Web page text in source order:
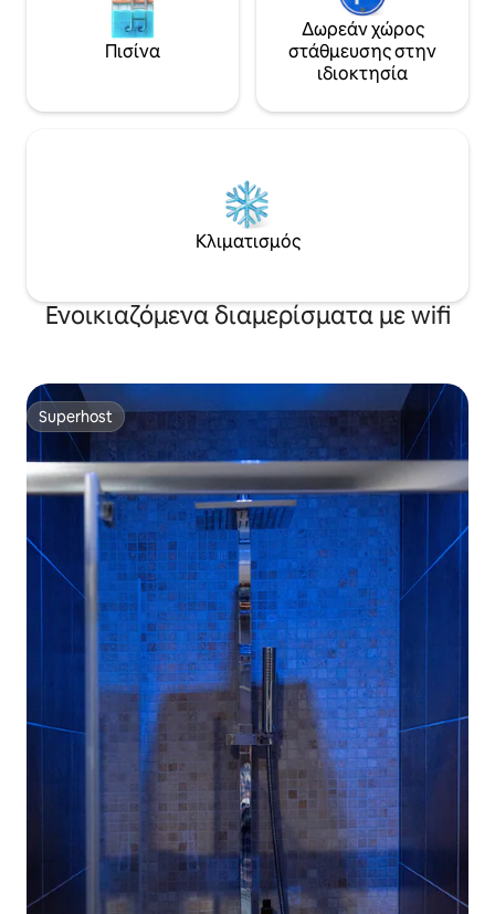
Πισίνα
Δωρεάν χώρος
στάθμευσης στην
ιδιοκτησία
Κλιματισμός
Ενοικιαζόμενα διαμερίσματα με wifi
Superhost
Superhost